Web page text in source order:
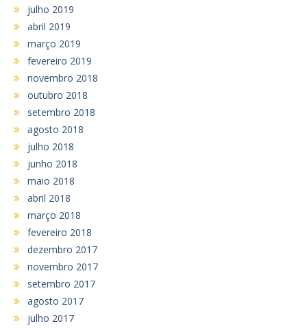
julho 2019
abril 2019
março 2019
fevereiro 2019
novembro 2018
outubro 2018
setembro 2018
agosto 2018
julho 2018
junho 2018
maio 2018
abril 2018
março 2018
fevereiro 2018
dezembro 2017
novembro 2017
setembro 2017
agosto 2017
julho 2017